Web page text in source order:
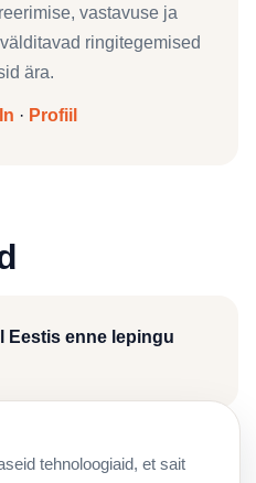
vastavuse ja
ringitegemised
ära.
· Profiil
Eestis enne lepingu
osaühingule:
tehnoloogiaid, et sait